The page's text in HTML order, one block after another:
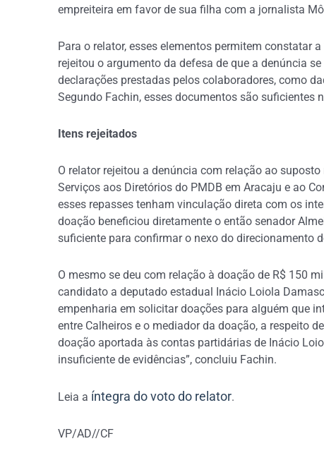
empreiteira em favor de sua filha com a jornalista
Para o relator, esses elementos permitem constatar
rejeitou o argumento da defesa de que a denúncia
declarações prestadas pelos colaboradores, como
Segundo Fachin, esses documentos são suficientes
Itens rejeitados
O relator rejeitou a denúncia com relação ao
Serviços aos Diretórios do PMDB em Aracaju e ao
esses repasses tenham vinculação direta com os
doação beneficiou diretamente o então senador
suficiente para confirmar o nexo do direcionamento
O mesmo se deu com relação à doação de R$ 150
candidato a deputado estadual Inácio Loiola
empenharia em solicitar doações para alguém que
entre Calheiros e o mediador da doação, a respeito
doação aportada às contas partidárias de Inácio
insuficiente de evidências”, concluiu Fachin.
Leia a íntegra do voto do relator.
VP/AD//CF